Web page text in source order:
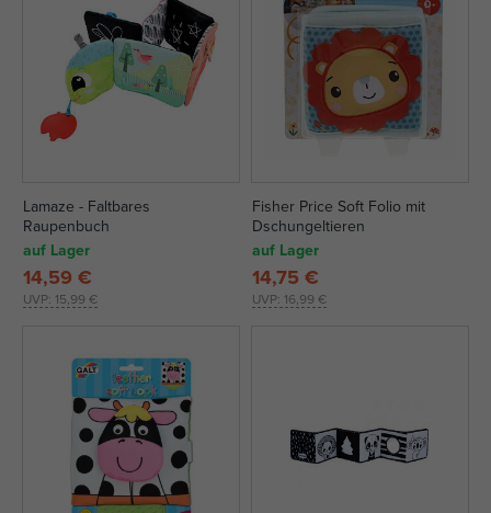
Lamaze - Faltbares
Raupenbuch
auf Lager
UVP: 15,99 €
14,59 €
Fisher Price Soft Folio mit
Dschungeltieren
auf Lager
UVP: 16,99 €
14,75 €